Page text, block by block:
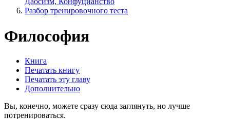
Разбор тренировочного теста
Философия
Книга
Печатать книгу
Печатать эту главу
Дополнительно
Вы, конечно, можете сразу сюда заглянуть, но лучше
потренироваться.